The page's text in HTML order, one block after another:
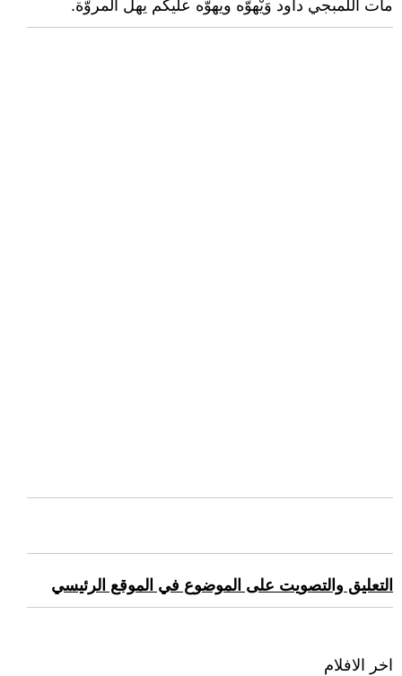
مات اللمبجي داود وَيْهوّه ويهوّه عليكم يهل المروّة.
التعليق والتصويت على الموضوع في الموقع الرئيسي
اخر الافلام